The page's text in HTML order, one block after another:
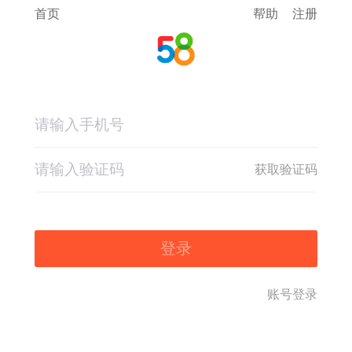
首页 帮助 注册
获取验证码
登录
账号登录